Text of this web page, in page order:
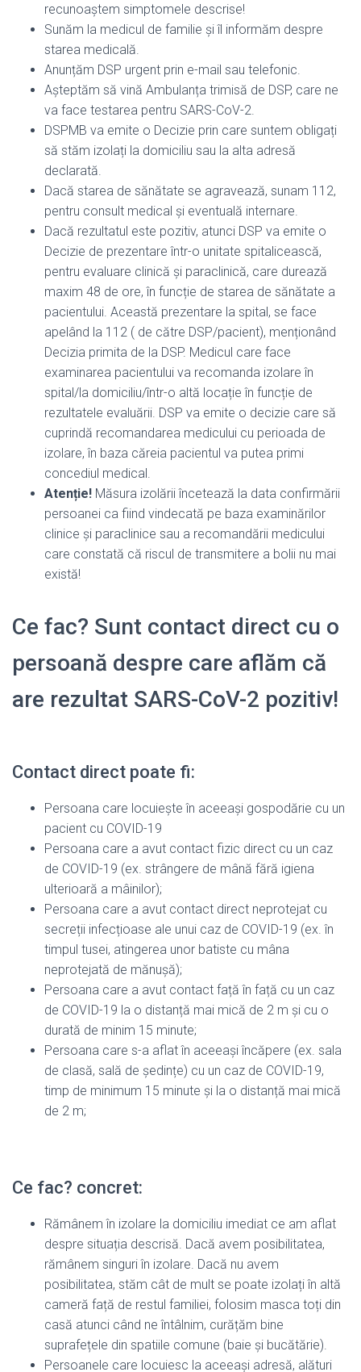
recunoaștem simptomele descrise!
Sunăm la medicul de familie și îl informăm despre
starea medicală.
Anunțăm DSP urgent prin e-mail sau telefonic.
Așteptăm să vină Ambulanța trimisă de DSP, care ne
va face testarea pentru SARS-CoV-2.
DSPMB va emite o Decizie prin care suntem obligați
să stăm izolați la domiciliu sau la alta adresă
declarată.
Dacă starea de sănătate se agravează, sunam 112,
pentru consult medical și eventuală internare.
Dacă rezultatul este pozitiv, atunci DSP va emite o
Decizie de prezentare într-o unitate spitalicească,
pentru evaluare clinică și paraclinică, care durează
maxim 48 de ore, în funcție de starea de sănătate a
pacientului. Această prezentare la spital, se face
apelând la 112 ( de către DSP/pacient), menționând
Decizia primita de la DSP. Medicul care face
examinarea pacientului va recomanda izolare în
spital/la domiciliu/într-o altă locație în funcție de
rezultatele evaluării. DSP va emite o decizie care să
cuprindă recomandarea medicului cu perioada de
izolare, în baza căreia pacientul va putea primi
concediul medical.
Atenție! Măsura izolării încetează la data confirmării
persoanei ca fiind vindecată pe baza examinărilor
clinice și paraclinice sau a recomandării medicului
care constată că riscul de transmitere a bolii nu mai
există!
Ce fac? Sunt contact direct cu o
persoană despre care aflăm că
are rezultat SARS-CoV-2 pozitiv!
Contact direct poate fi:
Persoana care locuiește în aceeași gospodărie cu un
pacient cu COVID-19
Persoana care a avut contact fizic direct cu un caz
de COVID-19 (ex. strângere de mână fără igiena
ulterioară a mâinilor);
Persoana care a avut contact direct neprotejat cu
secreții infecțioase ale unui caz de COVID-19 (ex. în
timpul tusei, atingerea unor batiste cu mâna
neprotejată de mănușă);
Persoana care a avut contact față în față cu un caz
de COVID-19 la o distanță mai mică de 2 m și cu o
durată de minim 15 minute;
Persoana care s-a aflat în aceeași încăpere (ex. sala
de clasă, sală de ședințe) cu un caz de COVID-19,
timp de minimum 15 minute și la o distanță mai mică
de 2 m;
Ce fac? concret:
Rămânem în izolare la domiciliu imediat ce am aflat
despre situația descrisă. Dacă avem posibilitatea,
rămânem singuri în izolare. Dacă nu avem
posibilitatea, stăm cât de mult se poate izolați în altă
cameră față de restul familiei, folosim masca toți din
casă atunci când ne întâlnim, curățăm bine
suprafețele din spatiile comune (baie și bucătărie).
Persoanele care locuiesc la aceeași adresă, alături